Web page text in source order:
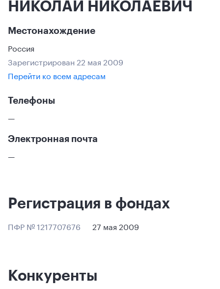
НИКОЛАЙ НИКОЛАЕВИЧ
Местонахождение
Россия
Зарегистрирован 22 мая 2009
Перейти ко всем адресам
Телефоны
—
Электронная почта
—
Регистрация в фондах
ПФР № 1217707676 27 мая 2009
Конкуренты